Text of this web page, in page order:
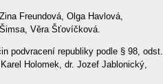
Freundová, Olga Havlová,
Věra Šťovíčková.
podvracení republiky podle § 98, odst.
Holomek, dr. Jozef Jablonický,